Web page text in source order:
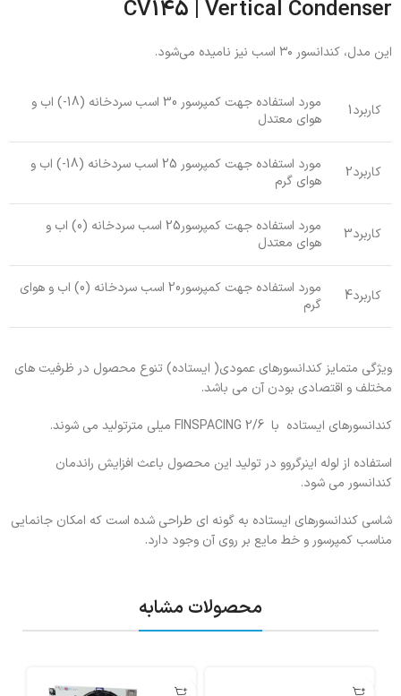
CV145 | Vertical Condenser
این مدل، کندانسور ۳۰ اسب نیز نامیده می‌شود.
کاربرد1
مورد استفاده جهت کمپرسور 30 اسب سردخانه (18-) اب و
هوای معتدل
کاربرد2
مورد استفاده جهت کمپرسور 25 اسب سردخانه (18-) اب و
هوای گرم
کاربرد3
مورد استفاده جهت کمپرسور25 اسب سردخانه (0) اب و
هوای معتدل
کاربرد4
مورد استفاده جهت کمپرسور20 اسب سردخانه (0) اب و هوای
گرم
ویژگی متمایز کندانسورهای عمودی( ایستاده) تنوع محصول در ظرفیت های
مختلف و اقتصادی بودن آن می باشد.
کندانسورهای ایستاده با FINSPACING 2/6 میلی مترتولید می شوند.
استفاده از لوله اینرگروو در تولید این محصول باعث افزایش راندمان
کندانسور می شود.
شاسی کندانسورهای ایستاده به گونه ای طراحی شده است که امکان جانمایی
مناسب کمپرسور و خط مایع بر روی آن وجود دارد.
محصولات مشابه